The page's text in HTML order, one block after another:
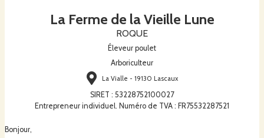
La Ferme de la Vieille Lune
ROQUE
Éleveur poulet
Arboriculteur
La Vialle - 19130 Lascaux
SIRET : 53228752100027
Entrepreneur individuel. Numéro de TVA : FR75532287521
Bonjour,